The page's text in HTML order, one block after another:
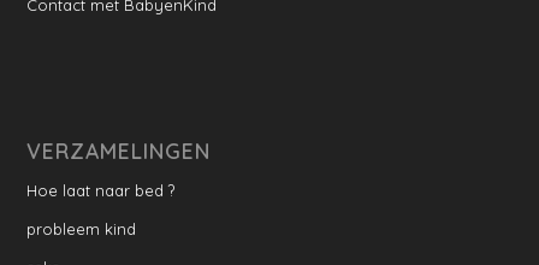
Contact met BabyenKind
VERZAMELINGEN
Hoe laat naar bed ?
probleem kind